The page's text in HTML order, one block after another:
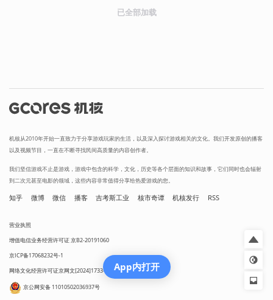
已全部加载
机核从2010年开始一直致力于分享游戏玩家的生活，以及深入探讨游戏相关的文化。我们开发原创的播客
以及视频节目，一直在不断寻找民间高质量的内容创作者。
我们坚信游戏不止是游戏，游戏中包含的科学，文化，历史等各个层面的知识和故事，它们同时也会辐射
到二次元甚至电影的领域，这些内容非常值得分享给热爱游戏的您。
知乎 微博 微信 播客 吉考斯工业 核市奇谭 机核发行 RSS
营业执照
增值电信业务经营许可证 京B2-20191060
京ICP备17068232号-1
网络文化经营许可证京网文[2024]1733-082号
京公网安备 11010502036937号
App内打开